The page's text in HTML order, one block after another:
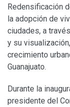
Redensificación
la adopción de
ciudades, a
y su
crecimiento
Guanajuato.
Durante la
presidente del